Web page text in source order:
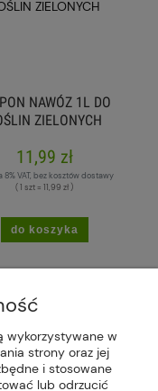
NAWÓZ 1L DO
ZIELONYCH
11,99 zł
8% VAT, bez kosztów dostawy
( 1 szt = 11,99 zł )
do koszyka
2K, 22-300
wykorzystywane w
strony oraz jej
i stosowane
lub odrzucić